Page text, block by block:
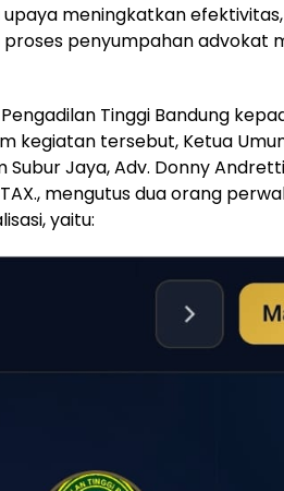
upaya meningkatkan
penyumpahan advokat
Tinggi Bandung
kegiatan tersebut, Ketua
Jaya, Adv. Donny Andretti,
mengutus dua orang
yaitu: